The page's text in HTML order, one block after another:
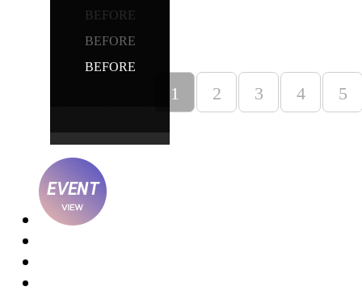
BEFORE
BEFORE
BEFORE
1 2 3 4 5